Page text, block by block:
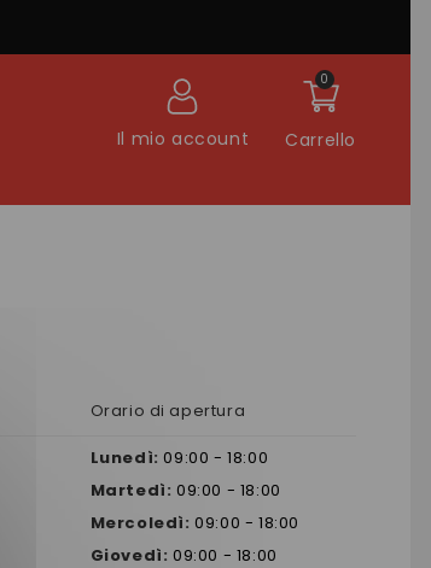
Carrello
0
Il mio account
Orario di apertura
Lunedì: 09:00 - 18:00
Martedì: 09:00 - 18:00
Mercoledì: 09:00 - 18:00
Giovedì: 09:00 - 18:00